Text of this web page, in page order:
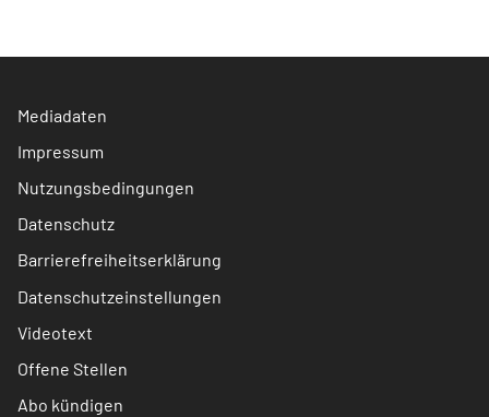
Mediadaten
Impressum
Nutzungsbedingungen
Datenschutz
Barrierefreiheitserklärung
Datenschutzeinstellungen
Videotext
Offene Stellen
Abo kündigen